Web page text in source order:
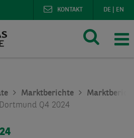
DE EN
KONTAKT
Marktberichte
Q4 2024